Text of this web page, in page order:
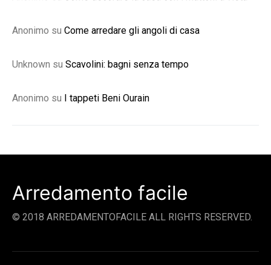
Anonimo su Come arredare gli angoli di casa
Unknown su Scavolini: bagni senza tempo
Anonimo su I tappeti Beni Ourain
Arredamento facile
© 2018 ARREDAMENTOFACILE ALL RIGHTS RESERVED.